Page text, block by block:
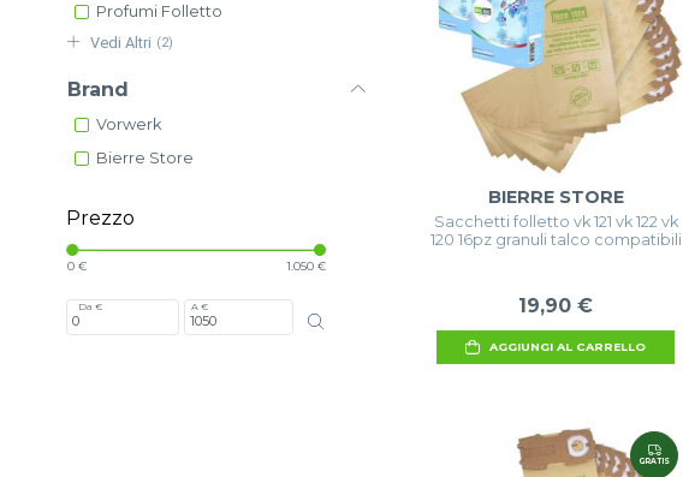
Profumi Folletto
Vedi Altri (2)
Brand
Vorwerk
Bierre Store
Prezzo
0 € 1.050 €
Da € A €
BIERRE STORE
Sacchetti folletto vk 121 vk 122 vk
120 16pz granuli talco compatibili
19,90 €
AGGIUNGI AL CARRELLO
GRATIS